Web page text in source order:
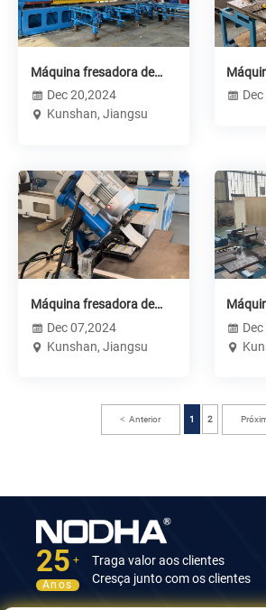
Máquina fresadora de
borda CNC -------- GMM-
X8000
Dec 20,2024
Kunshan, Jiangsu
borda
Máquina fresadora de
borda chanfrada K-----------
-GMMA-100K
Dec 07,2024
Kunshan, Jiangsu
borda
Anterior 1 2
25 +
Anos
Traga valor aos clientes
Cresça junto com os clientes